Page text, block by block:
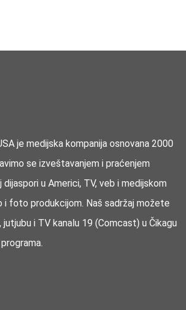
je medijska kompanija osnovana 2000
se izveštavanjem i praćenjem
u Americi, TV, veb i medijskom
i foto produkcijom. Naš sadržaj možete
i TV kanalu 19 (Comcast) u Čikagu